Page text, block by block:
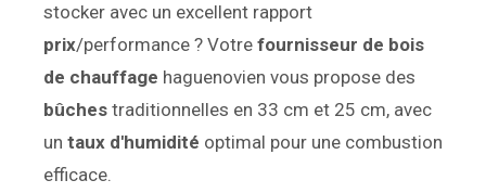
stocker avec un excellent rapport
prix/performance ? Votre fournisseur de bois
de chauffage haguenovien vous propose des
bûches traditionnelles en 33 cm et 25 cm, avec
un taux d'humidité optimal pour une combustion
efficace.